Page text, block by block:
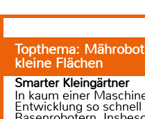
Topthema:
kleine Flächen
Smarter Kleingärtner
In kaum einer
Entwicklung so